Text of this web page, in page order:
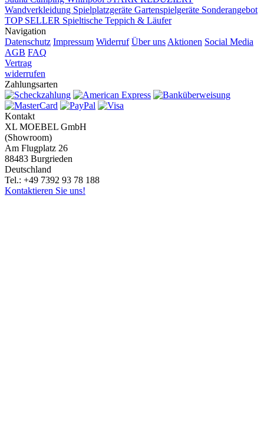
Wandverkleidung Spielplatzgeräte Gartenspielgeräte Sonderangebot
TOP SELLER Spieltische Teppich & Läufer
Navigation
Datenschutz Impressum Widerruf Über uns Aktionen Social Media
AGB FAQ
Vertrag
widerrufen
Zahlungsarten
Kontakt
XL MOEBEL GmbH
(Showroom)
Am Flugplatz 26
88483 Burgrieden
Deutschland
Tel.: +49 7392 93 78 188
Kontaktieren Sie uns!